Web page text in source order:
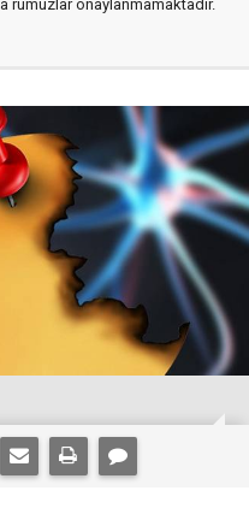
rumuzlar onaylanmamaktadır.